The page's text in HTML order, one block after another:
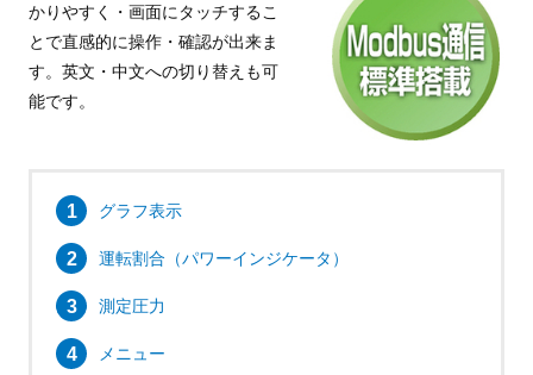
かりやすく・画面にタッチするこ
とで直感的に操作・確認が出来ま
す。英文・中文への切り替えも可
能です。
グラフ表示
運転割合（パワーインジケータ）
測定圧力
メニュー